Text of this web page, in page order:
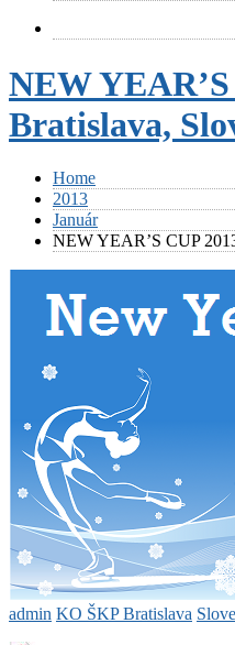
NEW
Bratislava,
Home
2013
Január
NEW YEAR’S CUP
admin KO ŠKP Bratislava